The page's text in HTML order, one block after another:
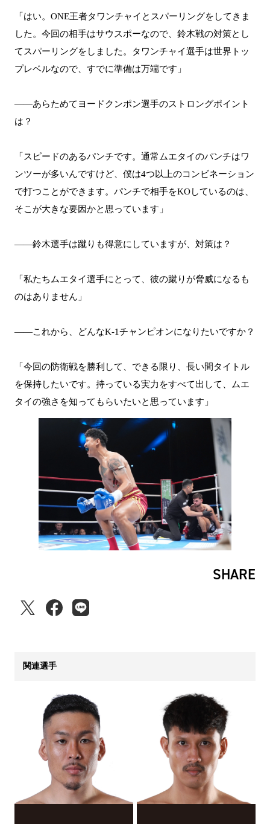
「はい。ONE王者タワンチャイとスパーリングをしてきま
した。今回の相手はサウスポーなので、鈴木戦の対策とし
てスパーリングをしました。タワンチャイ選手は世界トッ
プレベルなので、すでに準備は万端です」
――あらためてヨードクンポン選手のストロングポイント
は？
「スピードのあるパンチです。通常ムエタイのパンチはワ
ンツーが多いんですけど、僕は4つ以上のコンビネーション
で打つことができます。パンチで相手をKOしているのは、
そこが大きな要因かと思っています」
――鈴木選手は蹴りも得意にしていますが、対策は？
「私たちムエタイ選手にとって、彼の蹴りが脅威になるも
のはありません」
――これから、どんなK-1チャンピオンになりたいですか？
「今回の防衛戦を勝利して、できる限り、長い間タイトル
を保持したいです。持っている実力をすべて出して、ムエ
タイの強さを知ってもらいたいと思っています」
SHARE
関連選手